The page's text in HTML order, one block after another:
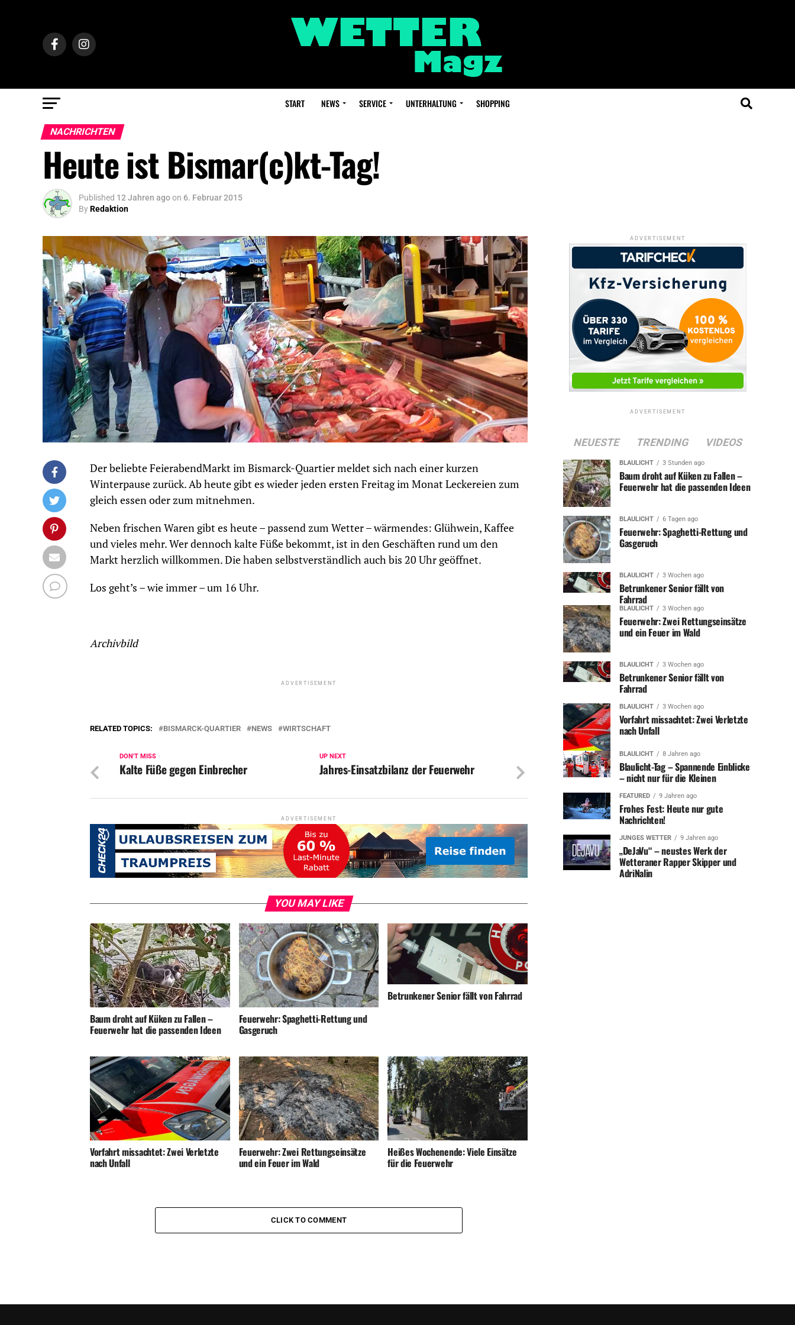
START NEWS SERVICE UNTERHALTUNG SHOPPING
NACHRICHTEN
Heute ist Bismar(c)kt-Tag!
Published 12 Jahren agoon 6. Februar 2015
ByRedaktion
Der beliebte FeierabendMarkt im Bismarck-Quartier meldet sich nach einer kurzen
Winterpause zurück. Ab heute gibt es wieder jeden ersten Freitag im Monat Leckereien zum
gleich essen oder zum mitnehmen.
Neben frischen Waren gibt es heute – passend zum Wetter – wärmendes: Glühwein, Kaffee
und vieles mehr. Wer dennoch kalte Füße bekommt, ist in den Geschäften rund um den
Markt herzlich willkommen. Die haben selbstverständlich auch bis 20 Uhr geöffnet.
Los geht’s – wie immer – um 16 Uhr.
Archivbild
ADVERTISEMENT
RELATED TOPICS: BISMARCK-QUARTIER NEWS WIRTSCHAFT
UP NEXT
Jahres-Einsatzbilanz der Feuerwehr
DON'T MISS
Kalte Füße gegen Einbrecher
ADVERTISEMENT
YOU MAY LIKE
Baum droht auf Küken zu Fallen –
Feuerwehr hat die passenden Ideen
Feuerwehr: Spaghetti-Rettung und
Gasgeruch
Betrunkener Senior fällt von Fahrrad
Vorfahrt missachtet: Zwei Verletzte
nach Unfall
Feuerwehr: Zwei Rettungseinsätze
und ein Feuer im Wald
Heißes Wochenende: Viele Einsätze
für die Feuerwehr
CLICK TO COMMENT
ADVERTISEMENT
ADVERTISEMENT
NEUESTE TRENDING VIDEOS
BLAULICHT 3 Stunden ago
Baum droht auf Küken zu Fallen –
Feuerwehr hat die passenden Ideen
BLAULICHT 6 Tagen ago
Feuerwehr: Spaghetti-Rettung und
Gasgeruch
BLAULICHT 3 Wochen ago
Betrunkener Senior fällt von
Fahrrad
BLAULICHT 3 Wochen ago
Feuerwehr: Zwei Rettungseinsätze
und ein Feuer im Wald
BLAULICHT 3 Wochen ago
Betrunkener Senior fällt von
Fahrrad
BLAULICHT 3 Wochen ago
Vorfahrt missachtet: Zwei Verletzte
nach Unfall
BLAULICHT 8 Jahren ago
Blaulicht-Tag – Spannende Einblicke
– nicht nur für die Kleinen
FEATURED 9 Jahren ago
Frohes Fest: Heute nur gute
Nachrichten!
JUNGES WETTER 9 Jahren ago
„DeJaVu“ – neustes Werk der
Wetteraner Rapper Skipper und
AdriNalin